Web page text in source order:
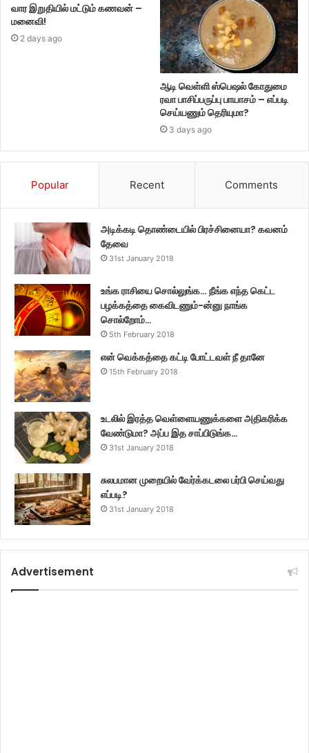
வார இறுதியில் மட்டும் கணவன் –
மனைவி!
2 days ago
ஆடி வெள்ளி ஸ்பெஷல் கோதுமை
ரவா பாசிப்பருப்பு பாயாசம் – எப்படி
செய்யணும் தெரியுமா?
3 days ago
Popular Recent Comments
அடிக்கடி தொண்டையில் பிரச்சினையா? கவனம்
தேவை
31st January 2018
உங்க ராசியை சொல்லுங்க… நீங்க எந்த கெட்ட
பழக்கத்தை கைவிடணும்-ன்னு நாங்க
சொல்றோம்…
5th February 2018
என் வெக்கத்தை கட்டி போட்டவள் நீ தானே
15th February 2018
உடலில் இரத்த வெள்ளையணுக்களை அதிகரிக்க
வேண்டுமா? அப்ப இத சாப்பிடுங்க…
31st January 2018
சுலபமான முறையில் வேர்க்கடலை பர்பி செய்வது
எப்படி?
31st January 2018
Advertisement